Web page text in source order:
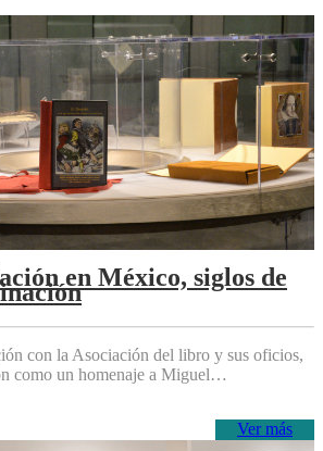
en México, siglos de
con la Asociación del libro y sus oficios,
como un homenaje a Miguel…
Ver más